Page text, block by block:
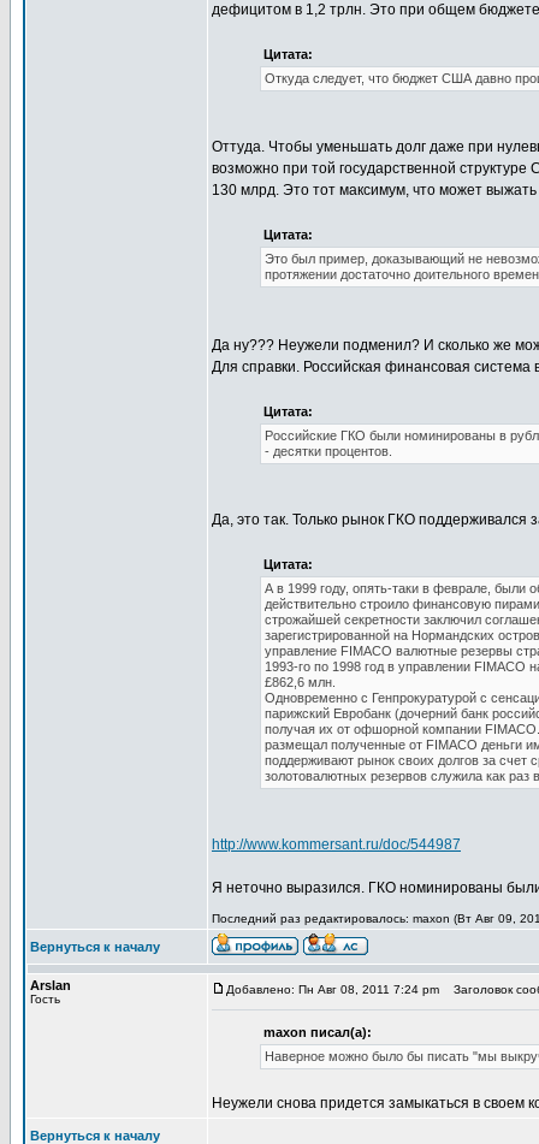
дефицитом в 1,2 трлн. Это при общем
Цитата:
Откуда следует, что бюджет США давно
Оттуда. Чтобы уменьшать долг даже при
возможно при той государственной
130 млрд. Это тот максимум, что может
Цитата:
Это был пример, доказывающий не
протяжении достаточно доительного
Да ну??? Неужели подменил? И сколько же
Для справки. Российская финансовая
Цитата:
Российские ГКО были номинированы в
- десятки процентов.
Да, это так. Только рынок ГКО поддерживался
Цитата:
А в 1999 году, опять-таки в феврале, были
действительно строило финансовую
строжайшей секретности заключил
зарегистрированной на Нормандских
управление FIMACO валютные резервы
1993-го по 1998 год в управлении
£862,6 млн.
Одновременно с Генпрокуратурой с
парижский Евробанк (дочерний банк
получая их от офшорной компании
размещал полученные от FIMACO деньги
поддерживают рынок своих долгов за счет
золотовалютных резервов служила как
http://www.kommersant.ru/doc/544987
Я неточно выразился. ГКО номинированы
Последний раз редактировалось: maxon (Вт Авг 09,
Вернуться к началу
Arslan
Гость
Добавлено: Пн Авг 08, 2011 7:24 pm Заголовок
maxon писал(а):
Наверное можно было бы писать "мы
Неужели снова придется замыкаться в своем
Вернуться к началу